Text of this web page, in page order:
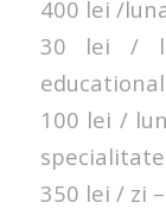
400 lei /
30 lei /
100 lei /
350 lei / zi